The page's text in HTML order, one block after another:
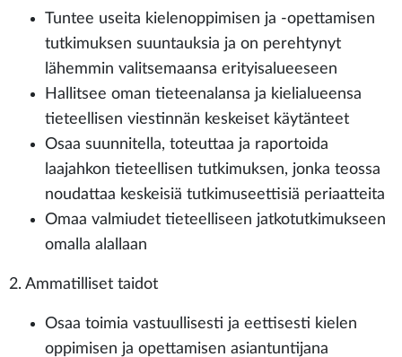
Tuntee useita kielenoppimisen ja -opettamisen
tutkimuksen suuntauksia ja on perehtynyt
lähemmin valitsemaansa erityisalueeseen
Hallitsee oman tieteenalansa ja kielialueensa
tieteellisen viestinnän keskeiset käytänteet
Osaa suunnitella, toteuttaa ja raportoida
laajahkon tieteellisen tutkimuksen, jonka teossa
noudattaa keskeisiä tutkimuseettisiä periaatteita
Omaa valmiudet tieteelliseen jatkotutkimukseen
omalla alallaan
2. Ammatilliset taidot
Osaa toimia vastuullisesti ja eettisesti kielen
oppimisen ja opettamisen asiantuntijana